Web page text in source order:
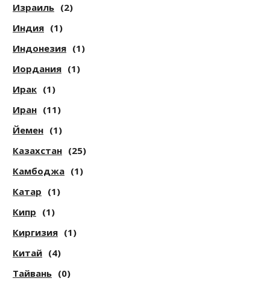
Израиль (2)
Индия (1)
Индонезия (1)
Иордания (1)
Ирак (1)
Иран (11)
Йемен (1)
Казахстан (25)
Камбоджа (1)
Катар (1)
Кипр (1)
Киргизия (1)
Китай (4)
Тайвань (0)